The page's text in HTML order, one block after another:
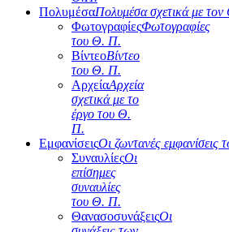
ΠολυμέσαΠολυμέσα σχετικά με
ΦωτογραφίεςΦωτογραφίες
του Θ. Π.
ΒίντεοΒίντεο
του Θ. Π.
ΑρχείαΑρχεία
σχετικά με το
έργο του Θ.
Π.
ΕμφανίσειςΟι ζωντανές εμφανίσεις
ΣυναυλίεςΟι
επίσημες
συναυλίες
του Θ. Π.
ΘανασοσυνάξειςΟι